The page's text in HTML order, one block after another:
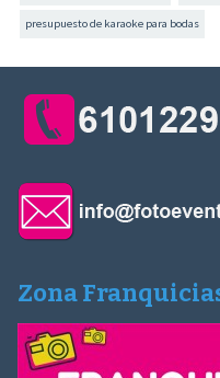
presupuesto de karaoke para bodas
Zona